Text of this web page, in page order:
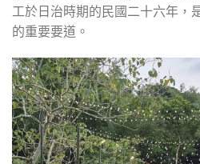
工於日治時期的民國二十六年，
的重要要道。